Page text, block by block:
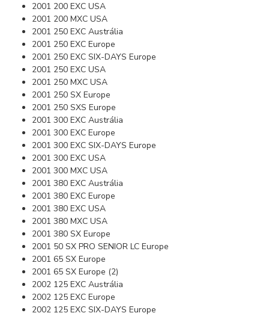
2001 200 EXC USA
2001 200 MXC USA
2001 250 EXC Austrália
2001 250 EXC Europe
2001 250 EXC SIX-DAYS Europe
2001 250 EXC USA
2001 250 MXC USA
2001 250 SX Europe
2001 250 SXS Europe
2001 300 EXC Austrália
2001 300 EXC Europe
2001 300 EXC SIX-DAYS Europe
2001 300 EXC USA
2001 300 MXC USA
2001 380 EXC Austrália
2001 380 EXC Europe
2001 380 EXC USA
2001 380 MXC USA
2001 380 SX Europe
2001 50 SX PRO SENIOR LC Europe
2001 65 SX Europe
2001 65 SX Europe (2)
2002 125 EXC Austrália
2002 125 EXC Europe
2002 125 EXC SIX-DAYS Europe